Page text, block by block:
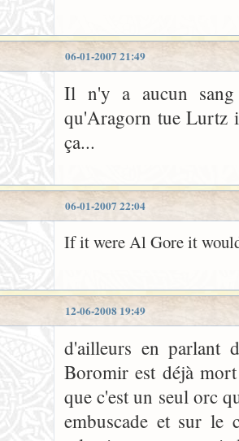
06-01-2007 21:49
Il n'y a aucun
qu'Aragorn tue Lurtz
ça...
06-01-2007 22:04
If it were Al Gore it
12-06-2008 19:49
d'ailleurs en parlant
Boromir est déjà
que c'est un seul orc
embuscade et sur le